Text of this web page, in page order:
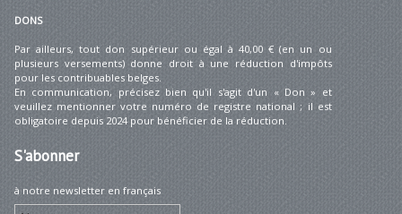
DONS
Par ailleurs, tout don supérieur ou égal à 40,00 € (en un ou
plusieurs versements) donne droit à une réduction d'impôts
pour les contribuables belges.
En communication, précisez bien qu'il s'agit d'un « Don » et
veuillez mentionner votre numéro de registre national ; il est
obligatoire depuis 2024 pour bénéficier de la réduction.
S'abonner
à notre newsletter en français